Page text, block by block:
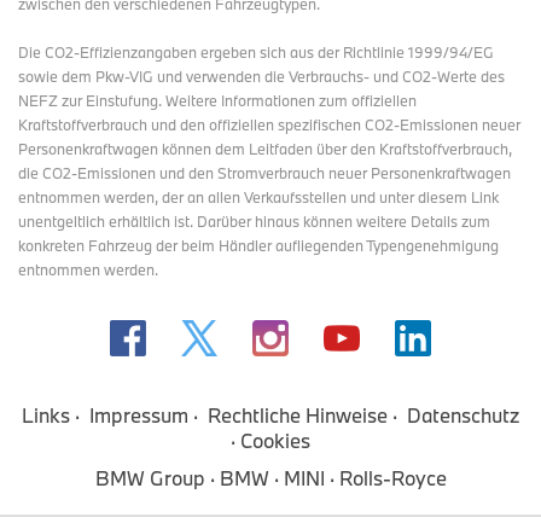
Die CO2-Effizienzangaben ergeben sich aus der Richtlinie 1999/94/EG
sowie dem Pkw-VIG und verwenden die Verbrauchs- und CO2-Werte des
NEFZ zur Einstufung. Weitere Informationen zum offiziellen
Kraftstoffverbrauch und den offiziellen spezifischen CO2-Emissionen neuer
Personenkraftwagen können dem Leitfaden über den Kraftstoffverbrauch,
die CO2-Emissionen und den Stromverbrauch neuer Personenkraftwagen
entnommen werden, der an allen Verkaufsstellen und unter diesem Link
unentgeltlich erhältlich ist. Darüber hinaus können weitere Details zum
konkreten Fahrzeug der beim Händler aufliegenden Typengenehmigung
entnommen werden.
Links Impressum Rechtliche Hinweise
Datenschutz
Cookies
BMW Group
BMW MINI Rolls-Royce